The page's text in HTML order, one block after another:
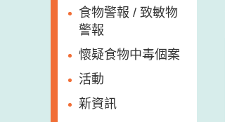
食物警報 / 致敏物
警報
懷疑食物中毒個案
活動
新資訊